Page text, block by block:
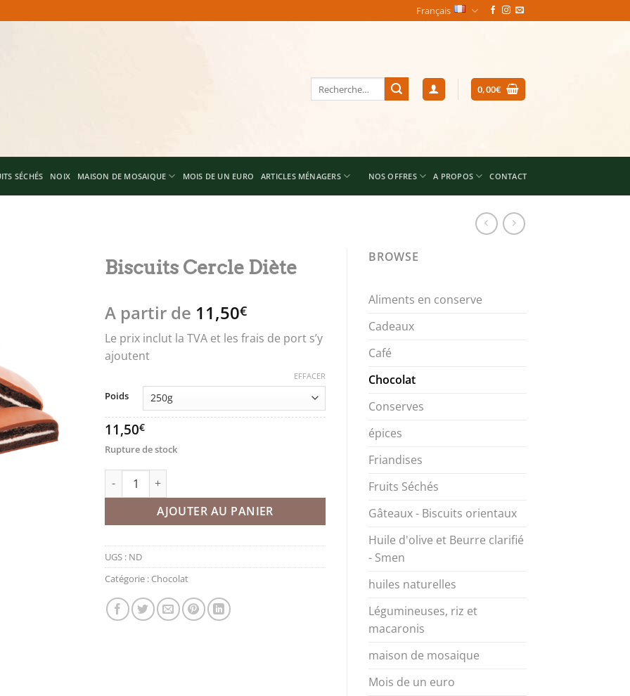
Français
Recherche
pour :
0,00€
SÉCHÉS NOIX MAISON DE MOSAIQUE MOIS DE UN EURO ARTICLES MÉNAGERS NOS OFFRES A PROPOS CONTACT
Biscuits Cercle Diète
A partir de 11,50€
Le prix inclut la TVA et les frais de port s’y
ajoutent
Poids
EFFACER
11,50€
Rupture de stock
quantité de Biscuits Cercle Diète
AJOUTER AU PANIER
UGS : ND
Catégorie : Chocolat
BROWSE
Aliments en conserve
Cadeaux
Café
Chocolat
Conserves
épices
Friandises
Fruits Séchés
Gâteaux - Biscuits orientaux
Huile d'olive et Beurre clarifié
- Smen
huiles naturelles
Légumineuses, riz et
macaronis
maison de mosaique
Mois de un euro